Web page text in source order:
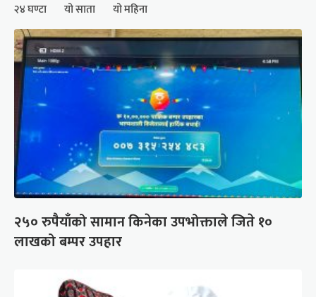
२४ घण्टा यो साता यो महिना
२५० रुपैयाँको सामान किनेका उपभोक्ताले जिते १०
लाखको बम्पर उपहार